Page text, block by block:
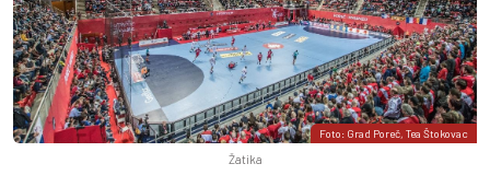
Foto: Grad Poreč, Tea Štokovac
Žatika